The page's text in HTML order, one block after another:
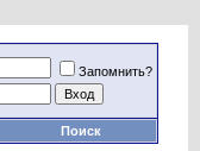
Запомнить?
Поиск